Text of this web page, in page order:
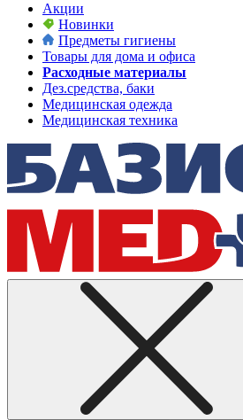
Акции
Новинки
Предметы гигиены
Товары для дома и офиса
Расходные материалы
Дез.средства, баки
Медицинская одежда
Медицинская техника